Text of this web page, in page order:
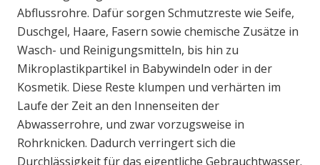
Abflussrohre. Dafür sorgen Schmutzreste wie Seife,
Duschgel, Haare, Fasern sowie chemische Zusätze in
Wasch- und Reinigungsmitteln, bis hin zu
Mikroplastikpartikel in Babywindeln oder in der
Kosmetik. Diese Reste klumpen und verhärten im
Laufe der Zeit an den Innenseiten der
Abwasserrohre, und zwar vorzugsweise in
Rohrknicken. Dadurch verringert sich die
Durchlässigkeit für das eigentliche Gebrauchtwasser.